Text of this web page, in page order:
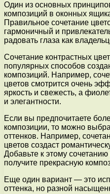
Один из основных
композиций в оконных
Правильное сочетание
гармоничный и
радовать глаза как
Сочетание контрастных
популярных способов
композиций. Например,
цветов смотрится очень
яркость и свежесть, а
и элегантности.
Если вы предпочитаете
композиции, то можно
оттенков. Например,
цветов создаст
Добавьте к этому
получите прекрасную
Еще один вариант — это
оттенка, но разной